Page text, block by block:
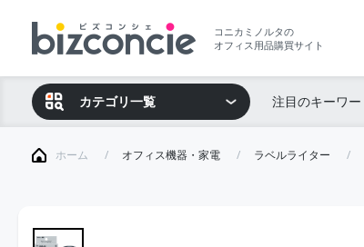
コニカミノルタの
オフィス用品購買サイト
カテゴリ一覧 注目のキーワー
ホーム オフィス機器・家電 ラベルライター